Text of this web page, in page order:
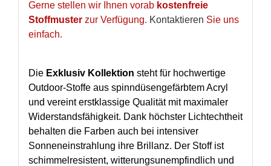
Gerne stellen wir Ihnen vorab kostenfreie
Stoffmusterzur Verfügung. Kontaktieren Sie uns
einfach.
Die Exklusiv Kollektion steht für hochwertige
Outdoor-Stoffe aus spinndüsengefärbtem Acryl
und vereint erstklassige Qualität mit maximaler
Widerstandsfähigkeit. Dank höchster Lichtechtheit
behalten die Farben auch bei intensiver
Sonneneinstrahlung ihre Brillanz. Der Stoff ist
schimmelresistent, witterungsunempfindlich und